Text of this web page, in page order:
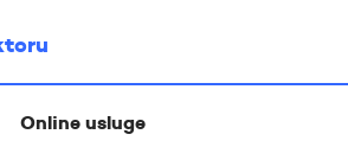
Online usluge